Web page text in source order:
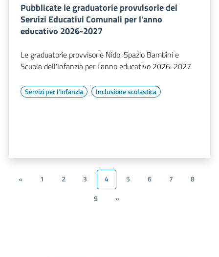
Pubblicate le graduatorie provvisorie dei
Servizi Educativi Comunali per l'anno
educativo 2026-2027
Le graduatorie provvisorie Nido, Spazio Bambini e
Scuola dell'Infanzia per l'anno educativo 2026-2027
Servizi per l'infanzia Inclusione scolastica
« 1 2 3 4 5 6 7
8
9
»